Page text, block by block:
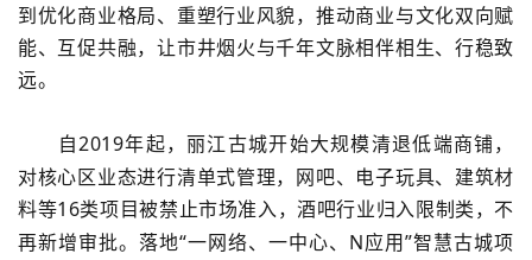
到优化商业格局、重塑行业风貌，推动商业与文化双向赋
能、互促共融，让市井烟火与千年文脉相伴相生、行稳致
远。
自2019年起，丽江古城开始大规模清退低端商铺，
对核心区业态进行清单式管理，网吧、电子玩具、建筑材
料等16类项目被禁止市场准入，酒吧行业归入限制类，不
再新增审批。落地“一网络、一中心、 N应用”智慧古城项